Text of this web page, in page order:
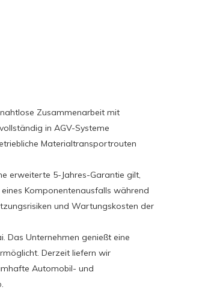
Zusammenarbeit mit
in AGV-Systeme
Materialtransportrouten
erweiterte 5-Jahres-Garantie gilt,
Komponentenausfalls während
und Wartungskosten der
Das Unternehmen genießt eine
Derzeit liefern wir
Automobil- und